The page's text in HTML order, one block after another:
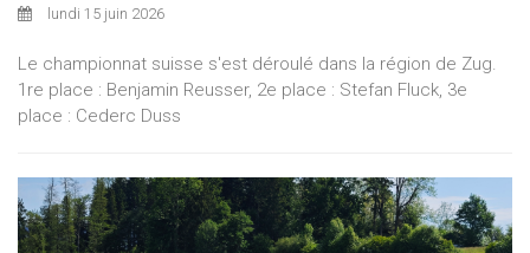
lundi 15 juin 2026
Le championnat suisse s'est déroulé dans la région de Zug.
1re place : Benjamin Reusser, 2e place : Stefan Fluck, 3e
place : Cederc Duss